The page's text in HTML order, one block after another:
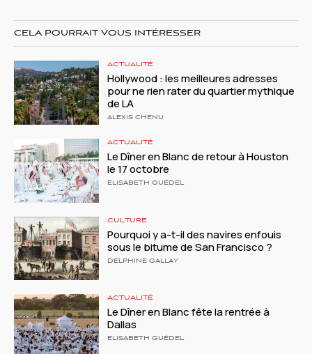
CELA POURRAIT VOUS INTÉRESSER
ACTUALITÉ
Hollywood : les meilleures adresses
pour ne rien rater du quartier mythique
de LA
ALEXIS CHENU
ACTUALITÉ
Le Dîner en Blanc de retour à Houston
le 17 octobre
ELISABETH GUÉDEL
CULTURE
Pourquoi y a-t-il des navires enfouis
sous le bitume de San Francisco ?
DELPHINE GALLAY
ACTUALITÉ
Le Dîner en Blanc fête la rentrée à
Dallas
ELISABETH GUÉDEL